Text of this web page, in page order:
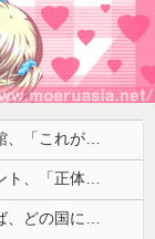
西側からの手痛い指摘に激怒した中国総領事館、「これが米国人Youtuberが紹介する本当の中国だ」と動画を公開するも……
高市首相の熊本視察動画にケチを付けたタレント、「正体バレバレよな」と黒電話の呼び方であっさりと……
韓国人「現状でアジアで一番の先進国といえば、どの国になるんだ？やはり日本という認識なのだろうか？」